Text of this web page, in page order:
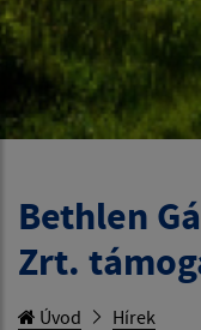
Bethlen
Zrt.
Úvod Hírek